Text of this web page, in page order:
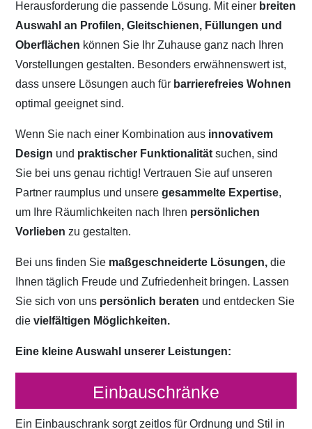
Herausforderung die passende Lösung. Mit einer breiten
Auswahl an Profilen, Gleitschienen, Füllungen und
Oberflächen können Sie Ihr Zuhause ganz nach Ihren
Vorstellungen gestalten. Besonders erwähnenswert ist,
dass unsere Lösungen auch für barrierefreies Wohnen
optimal geeignet sind.
Wenn Sie nach einer Kombination aus innovativem
Design und praktischer Funktionalitätsuchen, sind
Sie bei uns genau richtig! Vertrauen Sie auf unseren
Partner raumplus und unseregesammelte Expertise,
um Ihre Räumlichkeiten nach Ihren persönlichen
Vorliebenzu gestalten.
Bei uns finden Sie maßgeschneiderte Lösungen, die
Ihnen täglich Freude und Zufriedenheit bringen. Lassen
Sie sich von uns persönlich beraten und entdecken Sie
dievielfältigen Möglichkeiten.
Eine kleine Auswahl unserer Leistungen:
Einbauschränke
Ein Einbauschrank sorgt zeitlos für Ordnung und Stil in